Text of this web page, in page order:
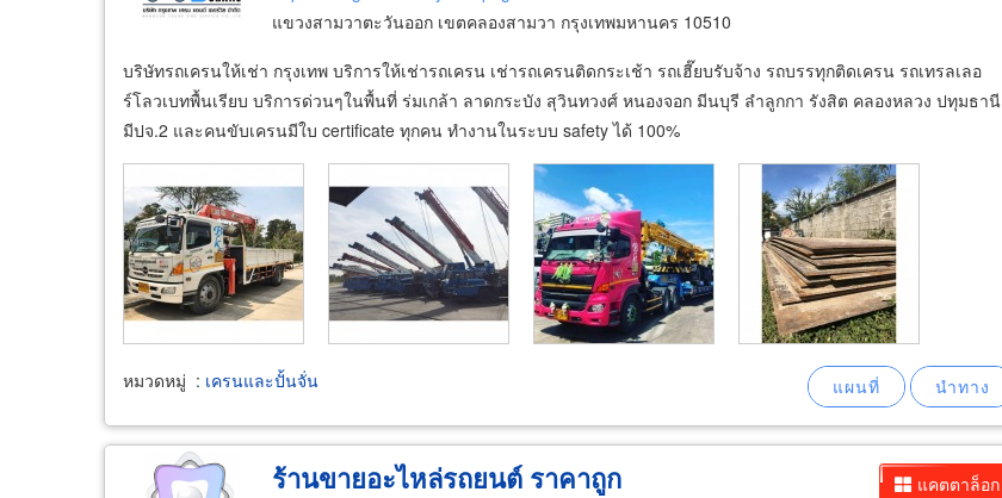
แขวงสามวาตะวันออก เขตคลองสามวา กรุงเทพมหานคร 10510
บริษัทรถเครนให้เช่า กรุงเทพ บริการให้เช่ารถเครน เช่ารถเครนติดกระเช้า รถเฮี๊ยบรับจ้าง รถบรรทุกติดเครน รถเทรลเลอ
ร์โลวเบทพื้นเรียบ บริการด่วนๆในพื้นที่ ร่มเกล้า ลาดกระบัง สุวินทวงศ์ หนองจอก มีนบุรี ลำลูกกา รังสิต คลองหลวง ปทุมธานี
มีปจ.2 และคนขับเครนมีใบ certificate ทุกคน ทำงานในระบบ safety ได้ 100%
หมวดหมู่ : เครนและปั้นจั่น
แคตตาล็อก
ร้านขายอะไหล่รถยนต์ ราคาถูก